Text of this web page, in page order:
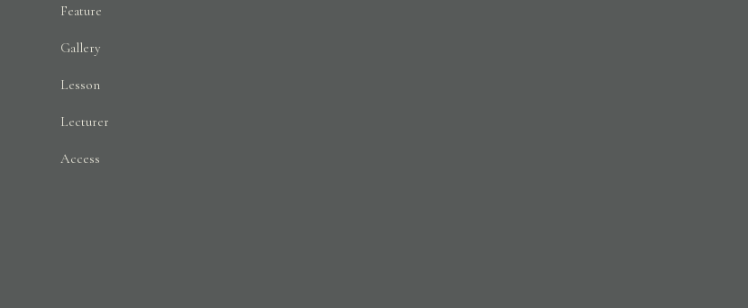
Feature
Gallery
Lesson
Lecturer
Access